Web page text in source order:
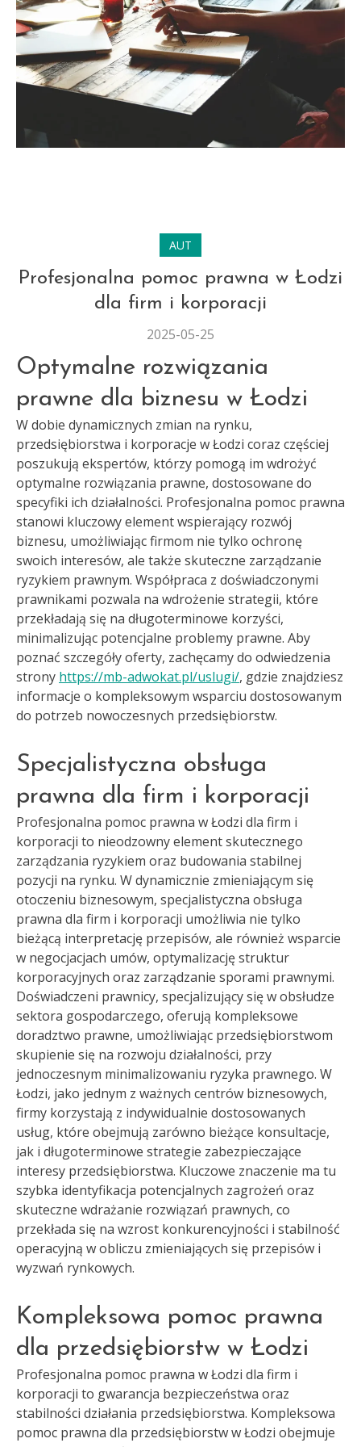
AUT
Profesjonalna pomoc prawna w Łodzi
dla firm i korporacji
2025-05-25
Optymalne rozwiązania
prawne dla biznesu w Łodzi
W dobie dynamicznych zmian na rynku,
przedsiębiorstwa i korporacje w Łodzi coraz częściej
poszukują ekspertów, którzy pomogą im wdrożyć
optymalne rozwiązania prawne, dostosowane do
specyfiki ich działalności. Profesjonalna pomoc prawna
stanowi kluczowy element wspierający rozwój
biznesu, umożliwiając firmom nie tylko ochronę
swoich interesów, ale także skuteczne zarządzanie
ryzykiem prawnym. Współpraca z doświadczonymi
prawnikami pozwala na wdrożenie strategii, które
przekładają się na długoterminowe korzyści,
minimalizując potencjalne problemy prawne. Aby
poznać szczegóły oferty, zachęcamy do odwiedzenia
strony https://mb-adwokat.pl/uslugi/, gdzie znajdziesz
informacje o kompleksowym wsparciu dostosowanym
do potrzeb nowoczesnych przedsiębiorstw.
Specjalistyczna obsługa
prawna dla firm i korporacji
Profesjonalna pomoc prawna w Łodzi dla firm i
korporacji to nieodzowny element skutecznego
zarządzania ryzykiem oraz budowania stabilnej
pozycji na rynku. W dynamicznie zmieniającym się
otoczeniu biznesowym, specjalistyczna obsługa
prawna dla firm i korporacji umożliwia nie tylko
bieżącą interpretację przepisów, ale również wsparcie
w negocjacjach umów, optymalizację struktur
korporacyjnych oraz zarządzanie sporami prawnymi.
Doświadczeni prawnicy, specjalizujący się w obsłudze
sektora gospodarczego, oferują kompleksowe
doradztwo prawne, umożliwiając przedsiębiorstwom
skupienie się na rozwoju działalności, przy
jednoczesnym minimalizowaniu ryzyka prawnego. W
Łodzi, jako jednym z ważnych centrów biznesowych,
firmy korzystają z indywidualnie dostosowanych
usług, które obejmują zarówno bieżące konsultacje,
jak i długoterminowe strategie zabezpieczające
interesy przedsiębiorstwa. Kluczowe znaczenie ma tu
szybka identyfikacja potencjalnych zagrożeń oraz
skuteczne wdrażanie rozwiązań prawnych, co
przekłada się na wzrost konkurencyjności i stabilność
operacyjną w obliczu zmieniających się przepisów i
wyzwań rynkowych.
Kompleksowa pomoc prawna
dla przedsiębiorstw w Łodzi
Profesjonalna pomoc prawna w Łodzi dla firm i
korporacji to gwarancja bezpieczeństwa oraz
stabilności działania przedsiębiorstwa. Kompleksowa
pomoc prawna dla przedsiębiorstw w Łodzi obejmuje